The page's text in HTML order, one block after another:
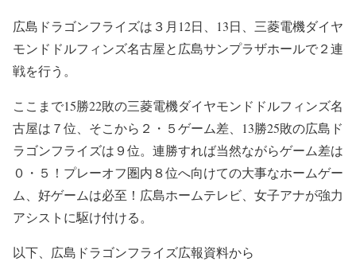
広島ドラゴンフライズは３月12日、13日、三菱電機ダイヤ
モンドドルフィンズ名古屋と広島サンプラザホールで２連
戦を行う。
ここまで15勝22敗の三菱電機ダイヤモンドドルフィンズ名
古屋は７位、そこから２・５ゲーム差、13勝25敗の広島ド
ラゴンフライズは９位。連勝すれば当然ながらゲーム差は
０・５！プレーオフ圏内８位へ向けての大事なホームゲー
ム、好ゲームは必至！広島ホームテレビ、女子アナが強力
アシストに駆け付ける。
以下、広島ドラゴンフライズ広報資料から